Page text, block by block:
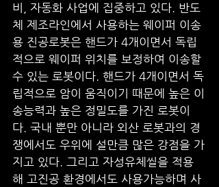
비, 자동화 사업에 집중하고 있다. 반도
체 제조라인에서 사용하는 웨이퍼 이송
용 진공로봇은 핸드가 4개이면서 독립
적으로 웨이퍼 위치를 보정하여 이송할
수 있는 로봇이다. 핸드가 4개이면서 독
립적으로 암이 움직이기 때문에 높은 이
송능력과 높은 정밀도를 가진 로봇이
다. 국내 뿐만 아니라 외산 로봇과의 경
쟁에서도 우위에 설만큼 많은 강점을 가
지고 있다. 그리고 자성유체씰을 적용
해 고진공 환경에서도 사용가능하며 사